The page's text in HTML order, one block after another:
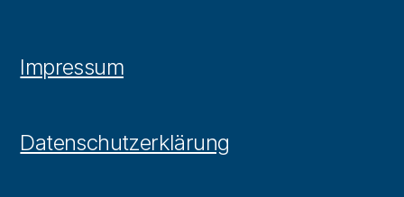
Impressum
Datenschutzerklärung